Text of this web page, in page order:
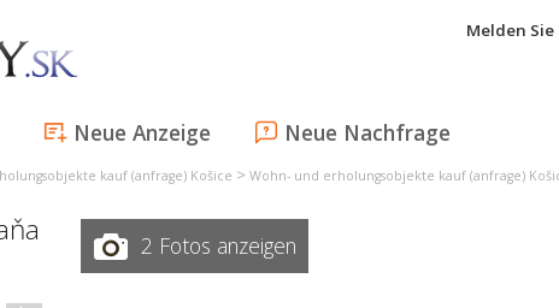
Melden Sie
Neue Anzeige Neue Nachfrage
kauf (anfrage) Košice > Wohn- und erholungsobjekte kauf (anfrage)
2 Fotos anzeigen